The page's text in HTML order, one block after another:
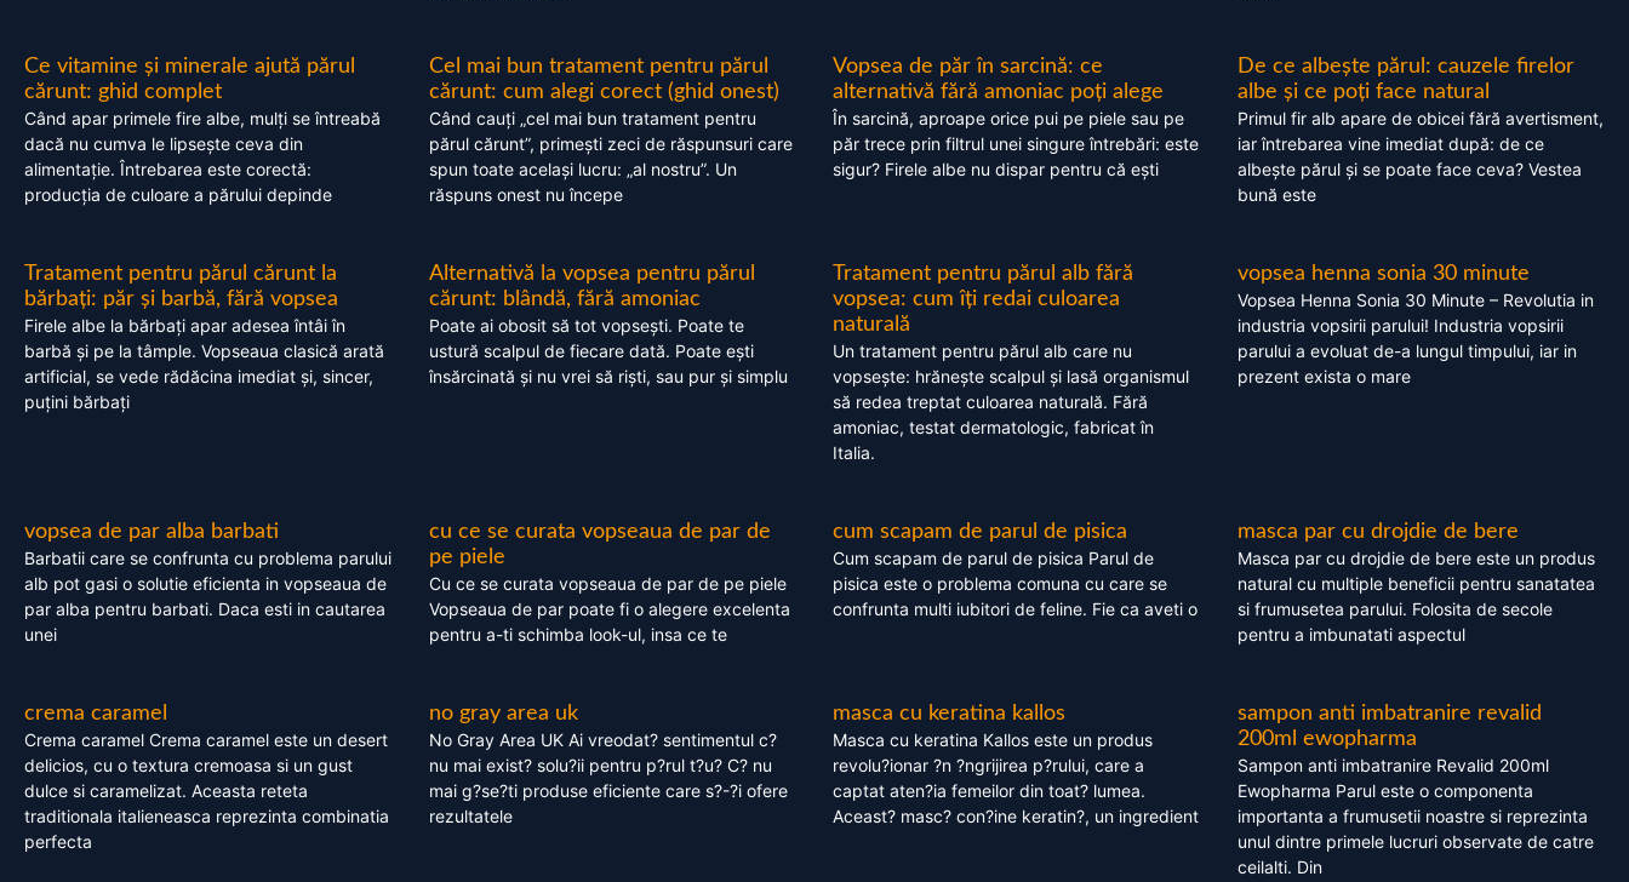
Ce vitamine și minerale ajută părul
cărunt: ghid complet
Când apar primele fire albe, mulți se întreabă
dacă nu cumva le lipsește ceva din
alimentație. Întrebarea este corectă:
producția de culoare a părului depinde
Cel mai bun tratament pentru părul
cărunt: cum alegi corect (ghid onest)
Când cauți „cel mai bun tratament pentru
părul cărunt”, primești zeci de răspunsuri care
spun toate același lucru: „al nostru”. Un
răspuns onest nu începe
Vopsea de păr în sarcină: ce
alternativă fără amoniac poți alege
În sarcină, aproape orice pui pe piele sau pe
păr trece prin filtrul unei singure întrebări: este
sigur? Firele albe nu dispar pentru că ești
De ce albește părul: cauzele firelor
albe și ce poți face natural
Primul fir alb apare de obicei fără avertisment,
iar întrebarea vine imediat după: de ce
albește părul și se poate face ceva? Vestea
bună este
Tratament pentru părul cărunt la
bărbați: păr și barbă, fără vopsea
Firele albe la bărbați apar adesea întâi în
barbă și pe la tâmple. Vopseaua clasică arată
artificial, se vede rădăcina imediat și, sincer,
puțini bărbați
Alternativă la vopsea pentru părul
cărunt: blândă, fără amoniac
Poate ai obosit să tot vopsești. Poate te
ustură scalpul de fiecare dată. Poate ești
însărcinată și nu vrei să riști, sau pur și simplu
Tratament pentru părul alb fără
vopsea: cum îți redai culoarea
naturală
Un tratament pentru părul alb care nu
vopsește: hrănește scalpul și lasă organismul
să redea treptat culoarea naturală. Fără
amoniac, testat dermatologic, fabricat în
Italia.
vopsea henna sonia 30 minute
Vopsea Henna Sonia 30 Minute – Revolutia in
industria vopsirii parului! Industria vopsirii
parului a evoluat de-a lungul timpului, iar in
prezent exista o mare
vopsea de par alba barbati
Barbatii care se confrunta cu problema parului
alb pot gasi o solutie eficienta in vopseaua de
par alba pentru barbati. Daca esti in cautarea
unei
cu ce se curata vopseaua de par de
pe piele
Cu ce se curata vopseaua de par de pe piele
Vopseaua de par poate fi o alegere excelenta
pentru a-ti schimba look-ul, insa ce te
cum scapam de parul de pisica
Cum scapam de parul de pisica Parul de
pisica este o problema comuna cu care se
confrunta multi iubitori de feline. Fie ca aveti o
masca par cu drojdie de bere
Masca par cu drojdie de bere este un produs
natural cu multiple beneficii pentru sanatatea
si frumusetea parului. Folosita de secole
pentru a imbunatati aspectul
crema caramel
Crema caramel Crema caramel este un desert
delicios, cu o textura cremoasa si un gust
dulce si caramelizat. Aceasta reteta
traditionala italieneasca reprezinta combinatia
perfecta
no gray area uk
No Gray Area UK Ai vreodat? sentimentul c?
nu mai exist? solu?ii pentru p?rul t?u? C? nu
mai g?se?ti produse eficiente care s?-?i ofere
rezultatele
masca cu keratina kallos
Masca cu keratina Kallos este un produs
revolu?ionar ?n ?ngrijirea p?rului, care a
captat aten?ia femeilor din toat? lumea.
Aceast? masc? con?ine keratin?, un ingredient
sampon anti imbatranire revalid
200ml ewopharma
Sampon anti imbatranire Revalid 200ml
Ewopharma Parul este o componenta
importanta a frumusetii noastre si reprezinta
unul dintre primele lucruri observate de catre
ceilalti. Din